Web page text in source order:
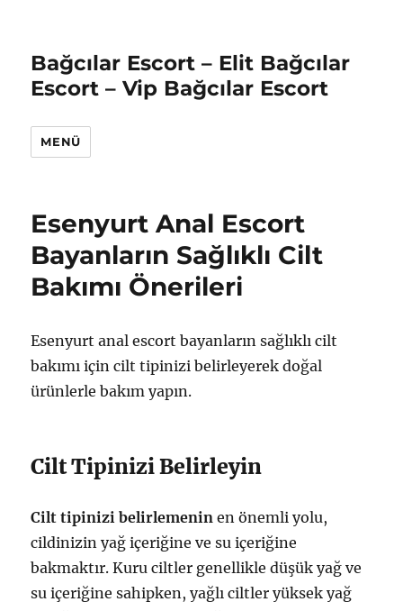
Bağcılar Escort – Elit Bağcılar
Escort – Vip Bağcılar Escort
MENÜ
Esenyurt Anal Escort
Bayanların Sağlıklı Cilt
Bakımı Önerileri
Esenyurt anal escort bayanların sağlıklı cilt
bakımı için cilt tipinizi belirleyerek doğal
ürünlerle bakım yapın.
Cilt Tipinizi Belirleyin
Cilt tipinizi belirlemenin en önemli yolu,
cildinizin yağ içeriğine ve su içeriğine
bakmaktır. Kuru ciltler genellikle düşük yağ ve
su içeriğine sahipken, yağlı ciltler yüksek yağ